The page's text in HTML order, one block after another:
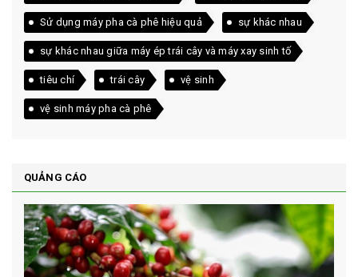
Sử dụng máy pha cà phê hiệu quả sự khác nhau
sự khác nhau giữa máy ép trái cây và máy xay sinh tố
tiêu chí trái cây vệ sinh
vệ sinh máy pha cà phê
QUẢNG CÁO